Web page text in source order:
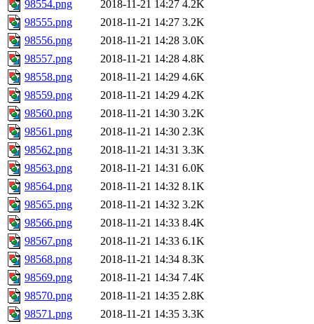
98554.png 2018-11-21 14:27 4.2K
98555.png
2018-11-21 14:27 3.2K
98556.png
2018-11-21 14:28 3.0K
98557.png
2018-11-21 14:28 4.8K
98558.png
2018-11-21 14:29 4.6K
98559.png
2018-11-21 14:29 4.2K
98560.png
2018-11-21 14:30 3.2K
98561.png
2018-11-21 14:30 2.3K
98562.png
2018-11-21 14:31 3.3K
98563.png
2018-11-21 14:31 6.0K
98564.png
2018-11-21 14:32 8.1K
98565.png
2018-11-21 14:32 3.2K
98566.png
2018-11-21 14:33 8.4K
98567.png
2018-11-21 14:33 6.1K
98568.png
2018-11-21 14:34 8.3K
98569.png
2018-11-21 14:34 7.4K
98570.png
2018-11-21 14:35 2.8K
98571.png
2018-11-21 14:35 3.3K